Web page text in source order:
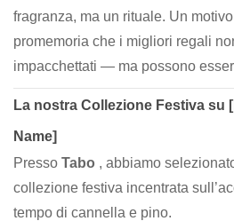
fragranza, ma un rituale. Un
promemoria che i migliori regali
impacchettati — ma possono
La nostra Collezione Festiva su
Name]
Presso Tabo , abbiamo
collezione festiva incentrata
tempo di cannella e pino.